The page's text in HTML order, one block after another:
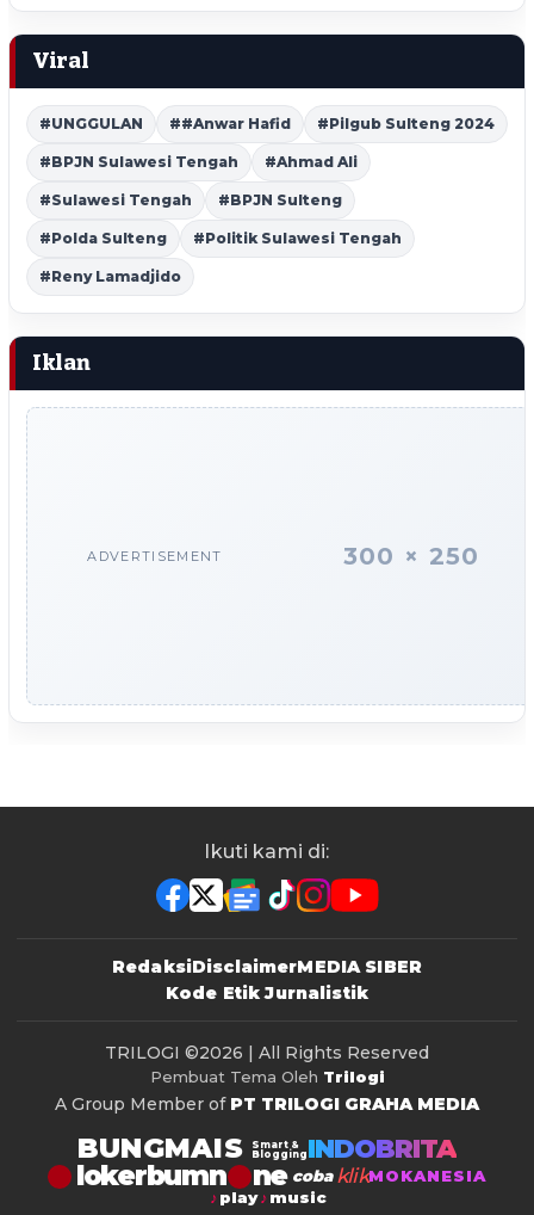
Viral
#UNGGULAN ##Anwar Hafid #Pilgub Sulteng 2024
#BPJN Sulawesi Tengah #Ahmad Ali
#Sulawesi Tengah #BPJN Sulteng
#Polda Sulteng #Politik Sulawesi Tengah
#Reny Lamadjido
Iklan
ADVERTISEMENT 300 × 250
Ikuti kami di:
RedaksiDisclaimerMEDIA SIBER
Kode Etik Jurnalistik
TRILOGI ©2026 | All Rights Reserved
Pembuat Tema Oleh Trilogi
A Group Member of PT TRILOGI GRAHA MEDIA
BUNGMAIS
Smart &
Blogging INDOBRITA
lokerbumn coba klikMOKANESIA
play
music